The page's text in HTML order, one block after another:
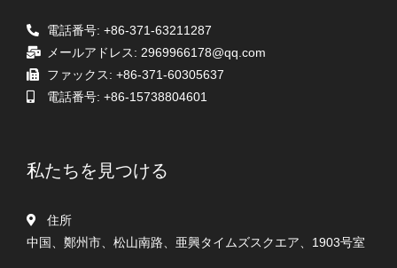
電話番号: +86-371-63211287
メールアドレス: 2969966178@qq.com
ファックス: +86-371-60305637
電話番号: +86-15738804601
私たちを見つける
住所
中国、鄭州市、松山南路、亜興タイムズスクエア、1903号室